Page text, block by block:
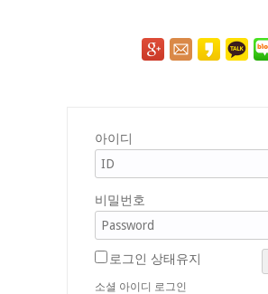
아이디
비밀번호
로그인 상태유지
소셜 아이디 로그인